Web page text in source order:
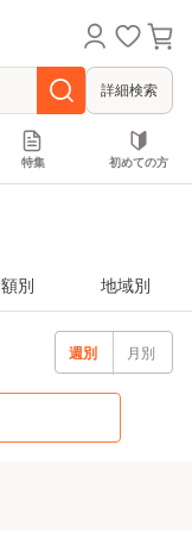
詳細検索
特集 初めての方
別 地域別
週別 月別